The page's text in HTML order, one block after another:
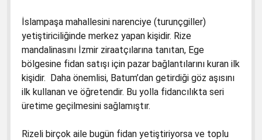
2. Sınıf Müzik Kitabında Müzik Yanlışları
3. Sınıf Hayat Bilgisi Kitabında Gördüğüm
Yanlışlar
5. Sınıf İngiliz Kitabında Gördüklerim
6. Sınıf Hz. Muhammed’in Hayatı
6. Sınıf Kuran-ı Kerim Ders Kitabı
İfademin Tamamı 10/11/2017
Yanlışlara Dava
1. Sınıf Hayat Bilgisi Dava Dilekçesi
1. Sınıf Matematik Kitapları Dava Dilekçesi
1. Sınıf Türkçe Kitapları Davası
1. Sınıf Türkçe Kitapları Dava Dilekçesi
2. Sınıf İngilizce Çalışma Kitabı Dava Dilekçesi
İslampaşa mahallesini narenciye (turunçgiller)
yetiştiriciliğinde merkez yapan kişidir. Rize
mandalinasını İzmir ziraatçılarına tanıtan, Ege
bölgesine fidan satışı için pazar bağlantılarını kuran ilk
kişidir. Daha önemlisi, Batum’dan getirdiği göz aşısını
ilk kullanan ve öğretendir. Bu yolla fidancılıkta seri
üretime geçilmesini sağlamıştır.
Rizeli birçok aile bugün fidan yetiştiriyorsa ve toplu